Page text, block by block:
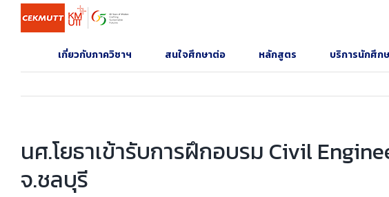
เกี่ยวกับภาควิชาฯ สนใจศึกษาต่อ หลักสูตร บริการนักศึก
นศ.โยธาเข้ารับการฝึกอบรม Civil
จ.ชลบุรี